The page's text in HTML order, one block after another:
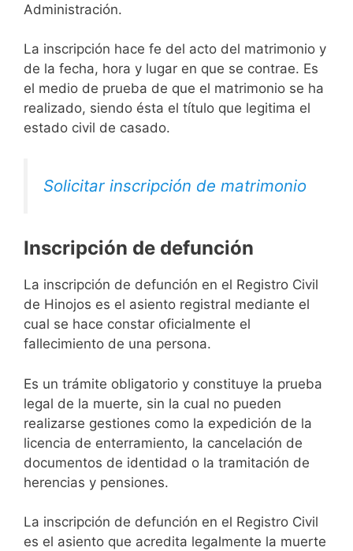
Administración.
La inscripción hace fe del acto del matrimonio y
de la fecha, hora y lugar en que se contrae. Es
el medio de prueba de que el matrimonio se ha
realizado, siendo ésta el título que legitima el
estado civil de casado.
Solicitar inscripción de matrimonio
Inscripción de defunción
La inscripción de defunción en el Registro Civil
de Hinojos es el asiento registral mediante el
cual se hace constar oficialmente el
fallecimiento de una persona.
Es un trámite obligatorio y constituye la prueba
legal de la muerte, sin la cual no pueden
realizarse gestiones como la expedición de la
licencia de enterramiento, la cancelación de
documentos de identidad o la tramitación de
herencias y pensiones.
La inscripción de defunción en el Registro Civil
es el asiento que acredita legalmente la muerte